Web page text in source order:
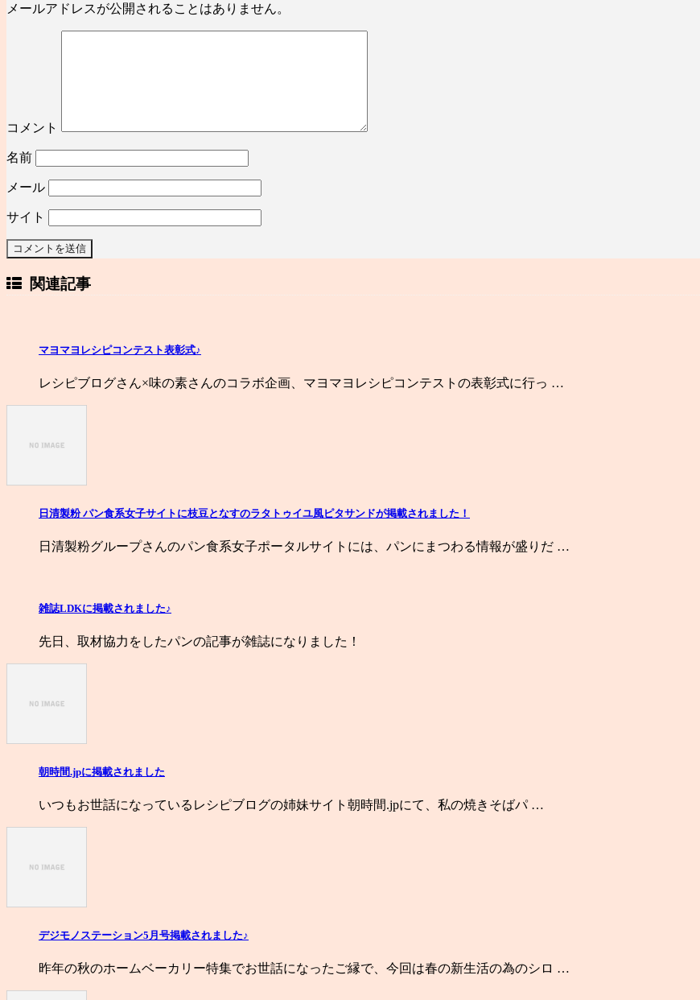
メールアドレスが公開されることはありません。
コメント
名前
メール
サイト
関連記事
マヨマヨレシピコンテスト表彰式♪
レシピブログさん×味の素さんのコラボ企画、マヨマヨレシピコンテストの表彰式に行っ …
日清製粉 パン食系女子サイトに枝豆となすのラタトゥイユ風ピタサンドが掲載されました！
日清製粉グループさんのパン食系女子ポータルサイトには、パンにまつわる情報が盛りだ …
雑誌LDKに掲載されました♪
先日、取材協力をしたパンの記事が雑誌になりました！
朝時間.jpに掲載されました
いつもお世話になっているレシピブログの姉妹サイト朝時間.jpにて、私の焼きそばパ …
デジモノステーション5月号掲載されました♪
昨年の秋のホームベーカリー特集でお世話になったご縁で、今回は春の新生活の為のシロ …